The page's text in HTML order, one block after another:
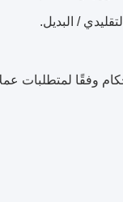
/ البديل.
وفقًا لمتطلبات